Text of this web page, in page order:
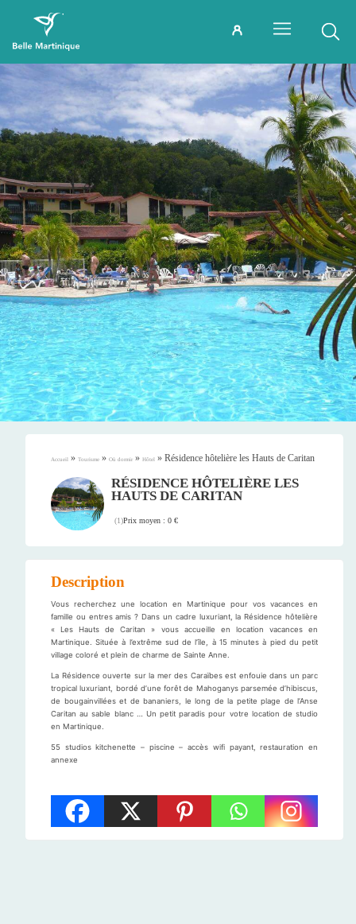
Accueil » Tourisme » Où dormir » Hôtel » Résidence hôtelière les Hauts de Caritan
RÉSIDENCE HÔTELIÈRE LES
HAUTS DE CARITAN
(1)Prix moyen : 0 €
Description
Vous recherchez une location en Martinique pour vos vacances en
famille ou entres amis ? Dans un cadre luxuriant, la Résidence hôtelière
« Les Hauts de Caritan » vous accueille en location vacances en
Martinique. Située à l’extrême sud de l’île, à 15 minutes à pied du petit
village coloré et plein de charme de Sainte Anne.
La Résidence ouverte sur la mer des Caraïbes est enfouie dans un parc
tropical luxuriant, bordé d’une forêt de Mahoganys parsemée d’hibiscus,
de bougainvillées et de bananiers, le long de la petite plage de l’Anse
Caritan au sable blanc … Un petit paradis pour votre location de studio
en Martinique.
55 studios kitchenette – piscine – accès wifi payant, restauration en
annexe